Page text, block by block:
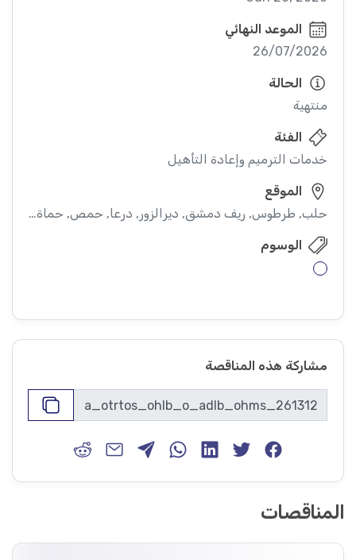
الموعد النهائي
26/07/2026
الحالة
منتهية
الفئة
خدمات الترميم وإعادة التأهيل
الموقع
حلب, طرطوس, ريف دمشق, ديرالزور, درعا, حمص, حماة, ادلب
الوسوم
مشاركة هذه المناقصة
المناقصات